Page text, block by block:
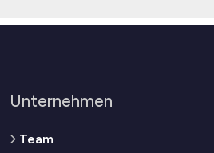
Unternehmen
Team